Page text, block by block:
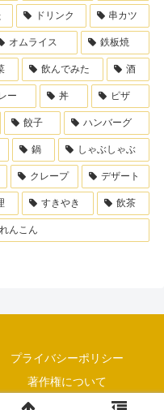
ドリンク 串カツ
オムライス 鉄板焼
飲んでみた 酒
ー 丼 ピザ
餃子 ハンバーグ
鍋 しゃぶしゃぶ
クレープ デザート
すきやき 飲茶
れんこん
プライバシーポリシー
著作権について